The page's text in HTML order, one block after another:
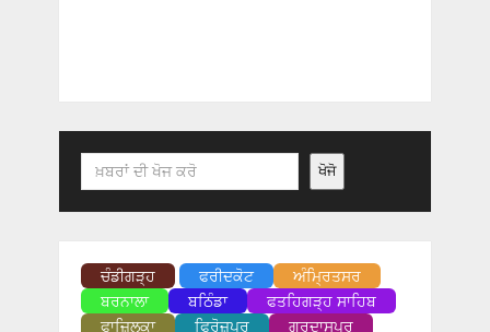
Search ਖੋਜੋ
ਚੰਡੀਗੜ੍ਹ ਫਰੀਦਕੋਟ
ਅੰਮ੍ਰਿਤਸਰ
ਬਰਨਾਲਾ
ਬਠਿੰਡਾ
ਫਤਹਿਗੜ੍ਹ ਸਾਹਿਬ
ਫਾਜ਼ਿਲਕਾ
ਫਿਰੋਜ਼ਪੁਰ
ਗੁਰਦਾਸਪੁਰ